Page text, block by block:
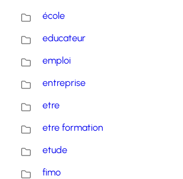
école
educateur
emploi
entreprise
etre
etre formation
etude
fimo